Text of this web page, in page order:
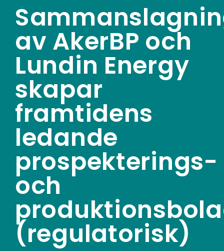
av AkerBP och
Lundin Energy
skapar
framtidens
ledande
prospekterings-
och
(regulatorisk)